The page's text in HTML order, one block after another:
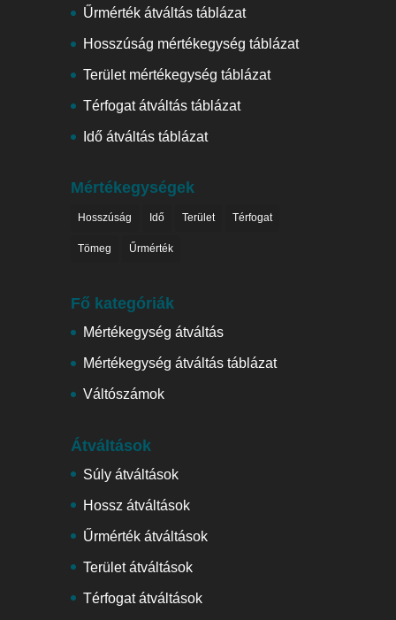
Űrmérték átváltás táblázat
Hosszúság mértékegység táblázat
Terület mértékegység táblázat
Térfogat átváltás táblázat
Idő átváltás táblázat
Mértékegységek
Hosszúság Idő Terület Térfogat
Tömeg Űrmérték
Fő kategóriák
Mértékegység átváltás
Mértékegység átváltás táblázat
Váltószámok
Átváltások
Súly átváltások
Hossz átváltások
Űrmérték átváltások
Terület átváltások
Térfogat átváltások